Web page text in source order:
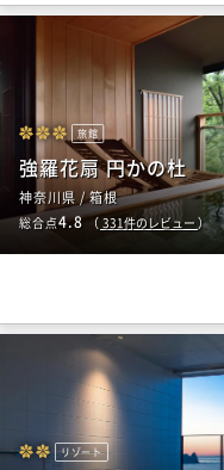
旅館
強羅花扇 円かの杜
神奈川県 / 箱根
総合点4.8 （ 331件のレビュー ）
リゾート